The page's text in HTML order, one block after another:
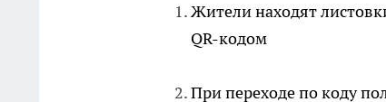
Жители находят
QR-кодом
При переходе по коду